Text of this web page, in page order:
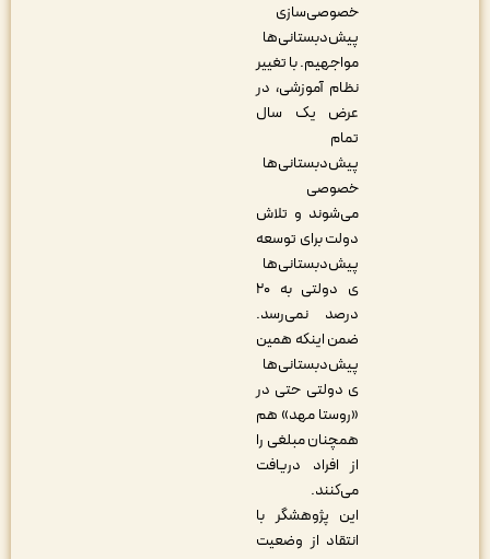
خصوصی‌سازی
پیش‌دبستانی‌ها
مواجهیم. با تغییر
نظام آموزشی، در
عرض یک سال
پیش‌دبستانی‌ها
خصوصی
می‌شوند و تلاش
دولت برای توسعه
پیش‌دبستانی‌ها
ی دولتی به ۲۰
درصد نمی‌رسد.
ضمن اینکه همین
پیش‌دبستانی‌ها
ی دولتی حتی در
«روستا مهد» هم
همچنان مبلغی را
از افراد دریافت
این پژوهشگر با
انتقاد از وضعیت